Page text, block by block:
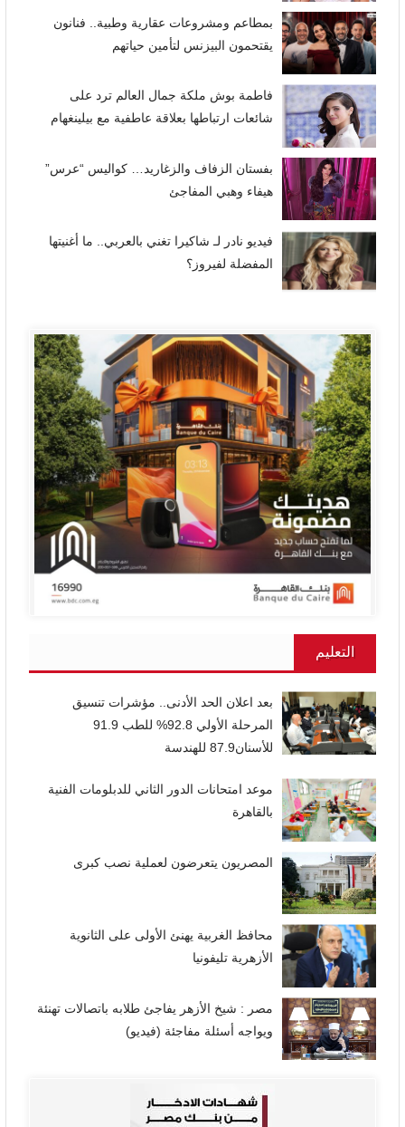
بمطاعم ومشروعات عقارية وطبية.. فنانون
يقتحمون البيزنس لتأمين حياتهم
فاطمة بوش ملكة جمال العالم ترد على
شائعات ارتباطها بعلاقة عاطفية مع بيلينغهام
بفستان الزفاف والزغاريد… كواليس “عرس”
هيفاء وهبي المفاجئ
فيديو نادر لـ شاكيرا تغني بالعربي.. ما أغنيتها
المفضلة لفيروز؟
التعليم
بعد اعلان الحد الأدنى.. مؤشرات تنسيق
المرحلة الأولي 92.8% للطب 91.9
للأسنان87.9 للهندسة
موعد امتحانات الدور الثاني للدبلومات الفنية
بالقاهرة
المصريون يتعرضون لعملية نصب كبرى
محافظ الغربية يهنئ الأولى على الثانوية
الأزهرية تليفونيا
مصر : شيخ الأزهر يفاجئ طلابه باتصالات تهنئة
ويواجه أسئلة مفاجئة (فيديو)